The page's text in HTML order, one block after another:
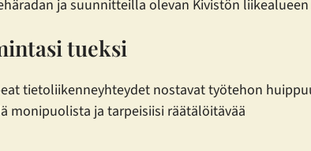
ja suunnitteilla olevan Kivistön
tueksi
tietoliikenneyhteydet nostavat työtehon
monipuolista ja tarpeisiisi räätälöitävää